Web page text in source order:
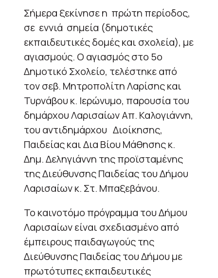
Σήμερα ξεκίνησε η πρώτη περίοδος,
σε εννιά σημεία (δημοτικές
εκπαιδευτικές δομές και σχολεία), με
αγιασμούς. Ο αγιασμός στο 5ο
Δημοτικό Σχολείο, τελέστηκε από
τον σεβ. Μητροπολίτη Λαρίσης και
Τυρνάβου κ. Ιερώνυμο, παρουσία του
δημάρχου Λαρισαίων Απ. Καλογιάννη,
του αντιδημάρχου Διοίκησης,
Παιδείας και Δια Βίου Μάθησης κ.
Δημ. Δεληγιάννη της προϊσταμένης
της Διεύθυνσης Παιδείας του Δήμου
Λαρισαίων κ. Στ. Μπαξεβάνου.
Το καινοτόμο πρόγραμμα του Δήμου
Λαρισαίων είναι σχεδιασμένο από
έμπειρους παιδαγωγούς της
Διεύθυνσης Παιδείας του Δήμου με
πρωτότυπες εκπαιδευτικές